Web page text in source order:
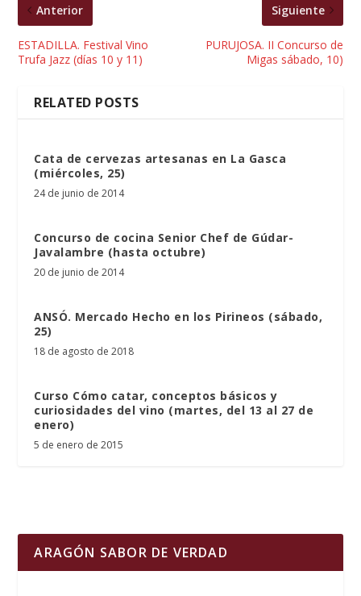
Anterior
ESTADILLA. Festival Vino
Trufa Jazz (días 10 y 11)
Siguiente
PURUJOSA. II Concurso de
Migas sábado, 10)
RELATED POSTS
Cata de cervezas artesanas en La Gasca
(miércoles, 25)
24 de junio de 2014
Concurso de cocina Senior Chef de Gúdar-
Javalambre (hasta octubre)
20 de junio de 2014
ANSÓ. Mercado Hecho en los Pirineos (sábado,
25)
18 de agosto de 2018
Curso Cómo catar, conceptos básicos y
curiosidades del vino (martes, del 13 al 27 de
enero)
5 de enero de 2015
ARAGÓN SABOR DE VERDAD